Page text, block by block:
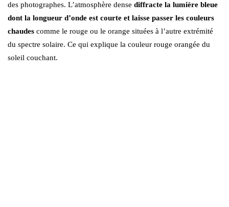
des photographes. L’atmosphère dense diffracte la lumière bleue
dont la longueur d’onde est courte et laisse passer les couleurs
chaudes comme le rouge ou le orange situées à l’autre extrémité
du spectre solaire. Ce qui explique la couleur rouge orangée du
soleil couchant.